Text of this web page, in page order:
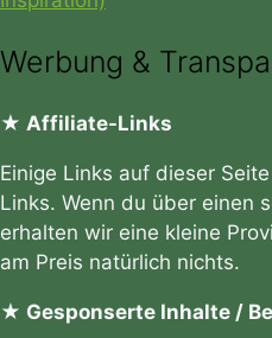
Werbung &
★ Affiliate-Links
Einige Links auf dieser
Links. Wenn du über einen
erhalten wir eine kleine
am Preis natürlich nichts.
★ Gesponserte Inhalte /